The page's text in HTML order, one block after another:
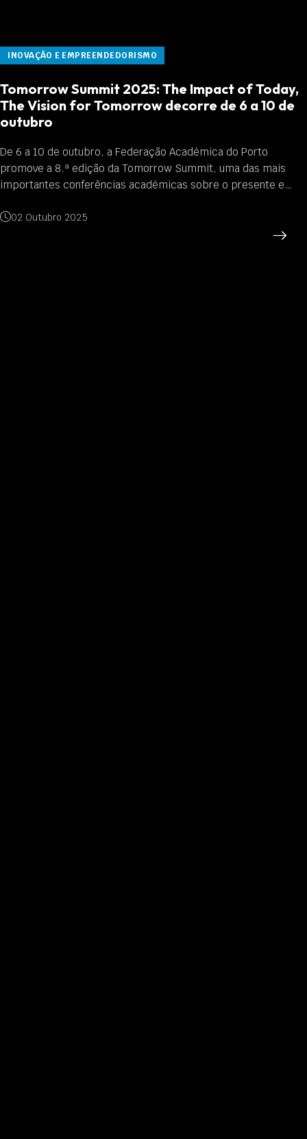
INOVAÇÃO E EMPREENDEDORISMO
Inscreve-te no concurso “5 Minutos de Tese na
Academia do Porto”
Federação Académica do Porto, está de volta para a
competição sobre a ciência e educação. Através deste
concurso, os estudantes de mestrado ou em doutor...